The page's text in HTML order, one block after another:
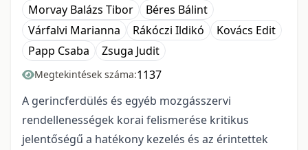
Morvay Balázs Tibor
Béres Bálint
Várfalvi Marianna
Rákóczi Ildikó
Kovács Edit
Papp Csaba
Zsuga Judit
Megtekintések száma:1137
A gerincferdülés és egyéb mozgásszervi
rendellenességek korai felismerése kritikus
jelentőségű a hatékony kezelés és az érintettek